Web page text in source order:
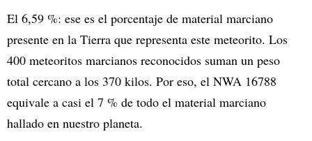
El 6,59 %: ese es el porcentaje de material marciano
presente en la Tierra que representa este meteorito. Los
400 meteoritos marcianos reconocidos suman un peso
total cercano a los 370 kilos. Por eso, el NWA 16788
equivale a casi el 7 % de todo el material marciano
hallado en nuestro planeta.